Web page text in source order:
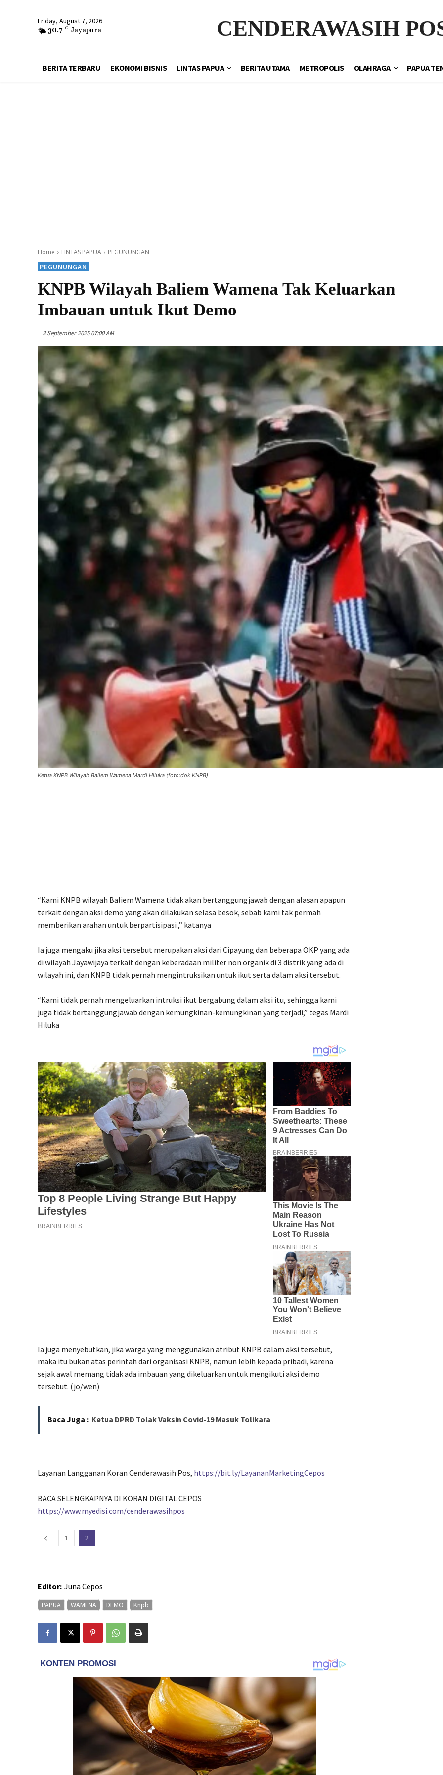
Friday, August 7, 2026
30.7 C Jayapura CENDERAWASIH
BERITA TERBARU EKONOMI BISNIS LINTAS PAPUA BERITA UTAMA METROPOLIS OLAHRAGA PAPUA
Home LINTAS PAPUA PEGUNUNGAN
PEGUNUNGAN
KNPB Wilayah Baliem Wamena Tak Keluarkan
Imbauan untuk Ikut Demo
3 September 2025 07:00 AM
Ketua KNPB Wilayah Baliem Wamena Mardi Hiluka (foto:dok KNPB)
“Kami KNPB wilayah Baliem Wamena tidak akan bertanggungjawab dengan alasan apapun
terkait dengan aksi demo yang akan dilakukan selasa besok, sebab kami tak permah
memberikan arahan untuk berpartisipasi.,” katanya
Ia juga mengaku jika aksi tersebut merupakan aksi dari Cipayung dan beberapa OKP yang ada
di wilayah Jayawijaya terkait dengan keberadaan militer non organik di 3 distrik yang ada di
wilayah ini, dan KNPB tidak pernah mengintruksikan untuk ikut serta dalam aksi tersebut.
“Kami tidak pernah mengeluarkan intruksi ikut bergabung dalam aksi itu, sehingga kami
juga tidak bertanggungjawab dengan kemungkinan-kemungkinan yang terjadi,” tegas Mardi
Hiluka
Ia juga menyebutkan, jika warga yang menggunakan atribut KNPB dalam aksi tersebut,
maka itu bukan atas perintah dari organisasi KNPB, namun lebih kepada pribadi, karena
sejak awal memang tidak ada imbauan yang dikeluarkan untuk mengikuti aksi demo
tersebut. (jo/wen)
Baca Juga : Ketua DPRD Tolak Vaksin Covid-19 Masuk Tolikara
Layanan Langganan Koran Cenderawasih Pos, https://bit.ly/LayananMarketingCepos
BACA SELENGKAPNYA DI KORAN DIGITAL CEPOS
https://www.myedisi.com/cenderawasihpos
1 2
Editor: Juna Cepos
PAPUA WAMENA DEMO Knpb